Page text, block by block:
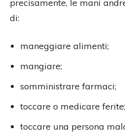
precisamente, le mani
di:
maneggiare alimenti;
mangiare;
somministrare farmaci;
toccare o medicare ferite;
toccare una persona